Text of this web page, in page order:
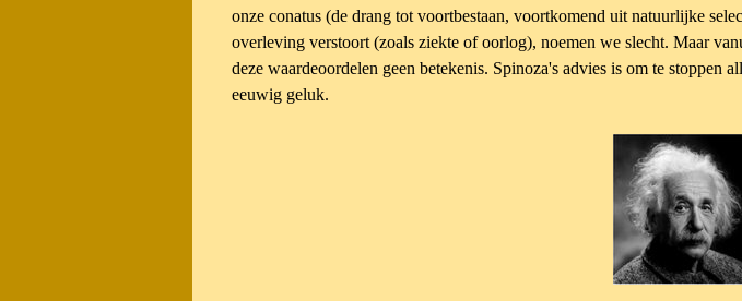
onze conatus (de drang tot voortbestaan,voortkomend uit natuurlijke
overleving verstoort (zoals ziekte of oorlog), noemen we slecht. Maar
deze waardeoordelen geen betekenis. Spinoza's adviesis om te stoppen
eeuwig geluk.